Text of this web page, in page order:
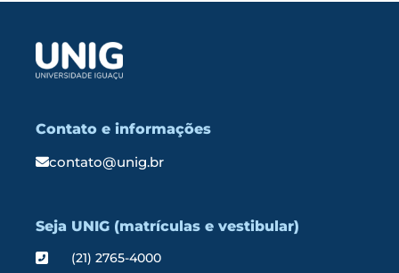
Contato e informações
contato@unig.br
Seja UNIG (matrículas e vestibular)
(21) 2765-4000